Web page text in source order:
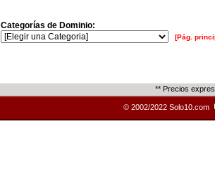
Categorías de Dominio:
[Pág.
** Precios
© 2002/2022 Solo10.com